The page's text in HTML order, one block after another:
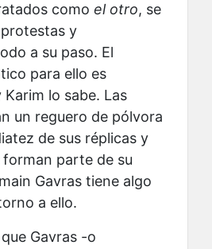
como el otro, se
y
a su paso. El
para ello es
lo sabe. Las
un reguero de pólvora
de sus réplicas y
parte de su
Gavras tiene algo
a ello.
Gavras -o